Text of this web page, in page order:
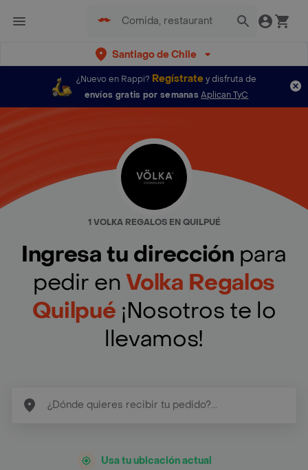
Santiago de Chile
¿Nuevo en Rappi? Regístratey disfruta de
envíos gratis por semanas Aplican TyC
1 VOLKA REGALOS EN QUILPUÉ
Ingresa tu dirección para
pedir enVolka Regalos
Quilpué ¡Nosotros te lo
llevamos!
Usa tu ubicación actual